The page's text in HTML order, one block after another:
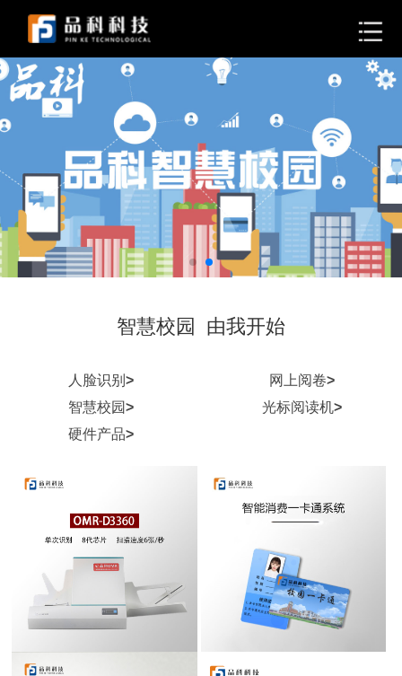
智慧校园 由我开始
人脸识别 > 网上阅卷>
智慧校园> 光标阅读机>
硬件产品>